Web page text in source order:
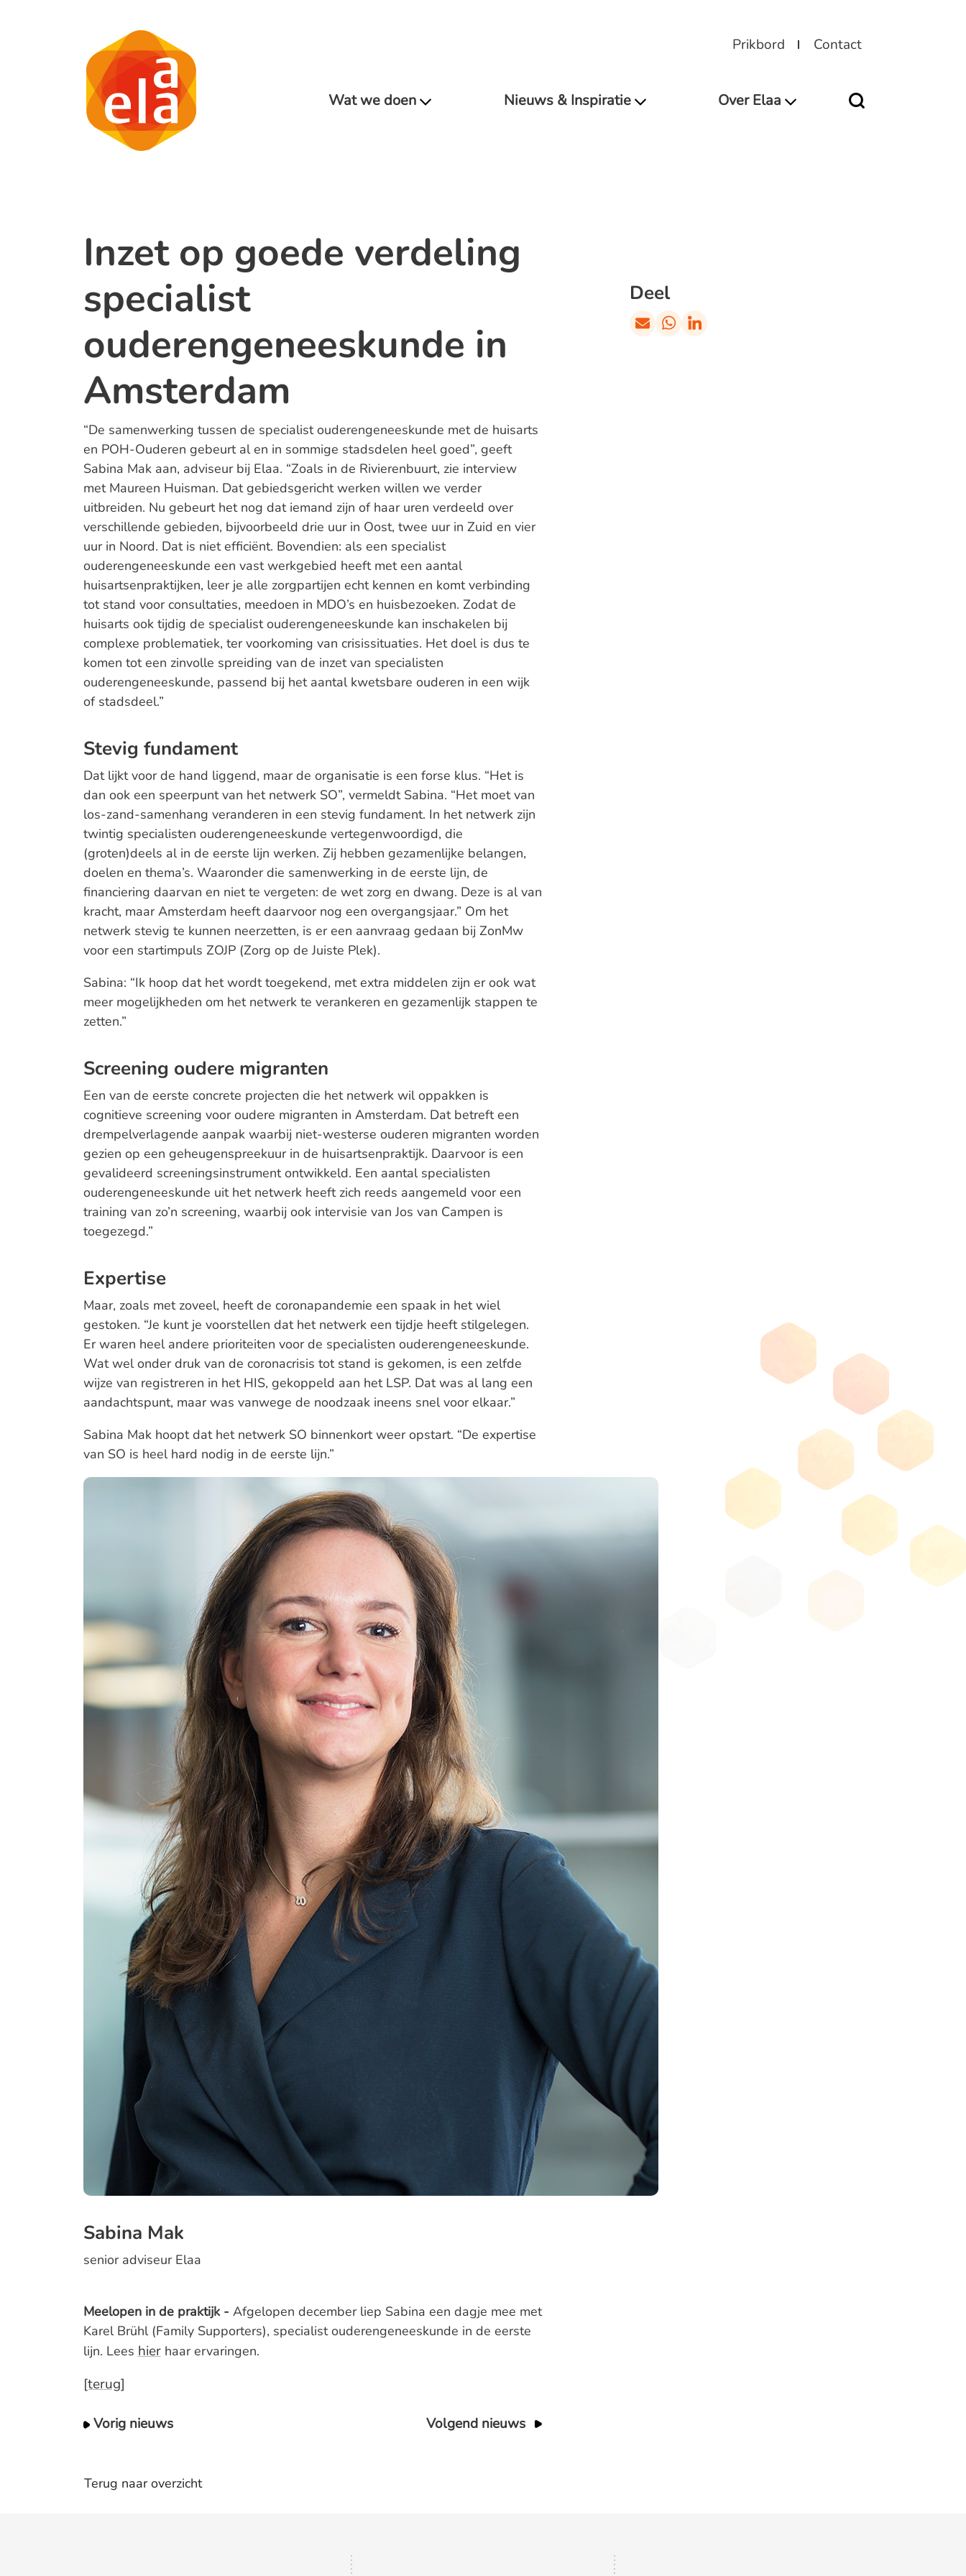
Prikbord Contact
Wat we doen Nieuws & Inspiratie Over Elaa
Inzet op goede verdeling
specialist
ouderengeneeskunde in
Amsterdam
“De samenwerking tussen de specialist ouderengeneeskunde met de huisarts
en POH-Ouderen gebeurt al en in sommige stadsdelen heel goed”, geeft
Sabina Mak aan, adviseur bij Elaa. “Zoals in de Rivierenbuurt, zie interview
met Maureen Huisman. Dat gebiedsgericht werken willen we verder
uitbreiden. Nu gebeurt het nog dat iemand zijn of haar uren verdeeld over
verschillende gebieden, bijvoorbeeld drie uur in Oost, twee uur in Zuid en vier
uur in Noord. Dat is niet efficiënt. Bovendien: als een specialist
ouderengeneeskunde een vast werkgebied heeft met een aantal
huisartsenpraktijken, leer je alle zorgpartijen echt kennen en komt verbinding
tot stand voor consultaties, meedoen in MDO’s en huisbezoeken. Zodat de
huisarts ook tijdig de specialist ouderengeneeskunde kan inschakelen bij
complexe problematiek, ter voorkoming van crisissituaties. Het doel is dus te
komen tot een zinvolle spreiding van de inzet van specialisten
ouderengeneeskunde, passend bij het aantal kwetsbare ouderen in een wijk
of stadsdeel.”
Stevig fundament
Dat lijkt voor de hand liggend, maar de organisatie is een forse klus. “Het is
dan ook een speerpunt van het netwerk SO”, vermeldt Sabina. “Het moet van
los-zand-samenhang veranderen in een stevig fundament. In het netwerk zijn
twintig specialisten ouderengeneeskunde vertegenwoordigd, die
(groten)deels al in de eerste lijn werken. Zij hebben gezamenlijke belangen,
doelen en thema’s. Waaronder die samenwerking in de eerste lijn, de
financiering daarvan en niet te vergeten: de wet zorg en dwang. Deze is al van
kracht, maar Amsterdam heeft daarvoor nog een overgangsjaar.” Om het
netwerk stevig te kunnen neerzetten, is er een aanvraag gedaan bij ZonMw
voor een startimpuls ZOJP (Zorg op de Juiste Plek).
Sabina: “Ik hoop dat het wordt toegekend, met extra middelen zijn er ook wat
meer mogelijkheden om het netwerk te verankeren en gezamenlijk stappen te
zetten.”
Screening oudere migranten
Een van de eerste concrete projecten die het netwerk wil oppakken is
cognitieve screening voor oudere migranten in Amsterdam. Dat betreft een
drempelverlagende aanpak waarbij niet-westerse ouderen migranten worden
gezien op een geheugenspreekuur in de huisartsenpraktijk. Daarvoor is een
gevalideerd screeningsinstrument ontwikkeld. Een aantal specialisten
ouderengeneeskunde uit het netwerk heeft zich reeds aangemeld voor een
training van zo’n screening, waarbij ook intervisie van Jos van Campen is
toegezegd.”
Expertise
Maar, zoals met zoveel, heeft de coronapandemie een spaak in het wiel
gestoken. “Je kunt je voorstellen dat het netwerk een tijdje heeft stilgelegen.
Er waren heel andere prioriteiten voor de specialisten ouderengeneeskunde.
Wat wel onder druk van de coronacrisis tot stand is gekomen, is een zelfde
wijze van registreren in het HIS, gekoppeld aan het LSP. Dat was al lang een
aandachtspunt, maar was vanwege de noodzaak ineens snel voor elkaar.”
Sabina Mak hoopt dat het netwerk SO binnenkort weer opstart. “De expertise
van SO is heel hard nodig in de eerste lijn.”
Sabina Mak
senior adviseur Elaa
Meelopen in de praktijk - Afgelopen december liep Sabina een dagje mee met
Karel Brühl (Family Supporters), specialist ouderengeneeskunde in de eerste
lijn. Lees hierhaar ervaringen.
[terug]
Vorig nieuws Volgend nieuws
Deel
Terug naar overzicht